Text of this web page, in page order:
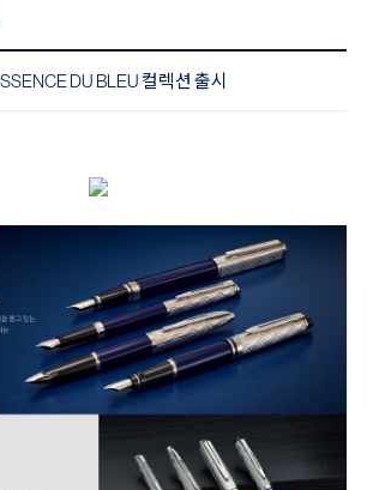
DU BLEU 컬렉션 출시